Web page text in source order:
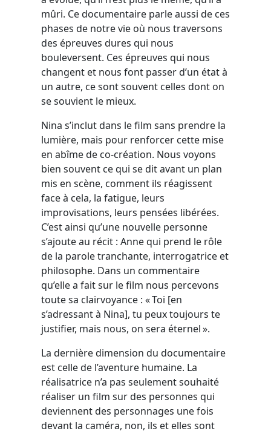
mûri. Ce documentaire parle aussi de ces
phases de notre vie où nous traversons
des épreuves dures qui nous
bouleversent. Ces épreuves qui nous
changent et nous font passer d’un état à
un autre, ce sont souvent celles dont on
se souvient le mieux.
Nina s’inclut dans le film sans prendre la
lumière, mais pour renforcer cette mise
en abîme de co-création. Nous voyons
bien souvent ce qui se dit avant un plan
mis en scène, comment ils réagissent
face à cela, la fatigue, leurs
improvisations, leurs pensées libérées.
C’est ainsi qu’une nouvelle personne
s’ajoute au récit : Anne qui prend le rôle
de la parole tranchante, interrogatrice et
philosophe. Dans un commentaire
qu’elle a fait sur le film nous percevons
toute sa clairvoyance : « Toi [en
s’adressant à Nina], tu peux toujours te
justifier, mais nous, on sera éternel ».
La dernière dimension du documentaire
est celle de l’aventure humaine. La
réalisatrice n’a pas seulement souhaité
réaliser un film sur des personnes qui
deviennent des personnages une fois
devant la caméra, non, ils et elles sont